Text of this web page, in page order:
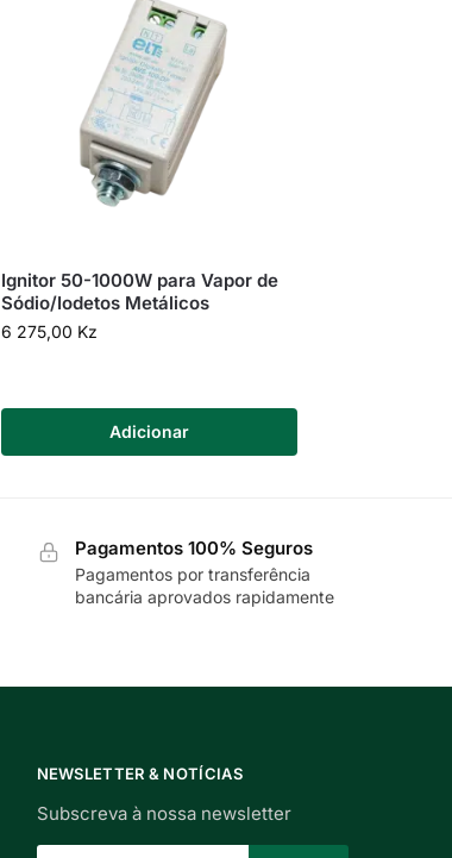
Ignitor 50-1000W para Vapor de
Sódio/Iodetos Metálicos
6 275,00 Kz
Adicionar
Pagamentos 100% Seguros
Pagamentos por transferência
bancária aprovados rapidamente
NEWSLETTER & NOTÍCIAS
Subscreva à nossa newsletter